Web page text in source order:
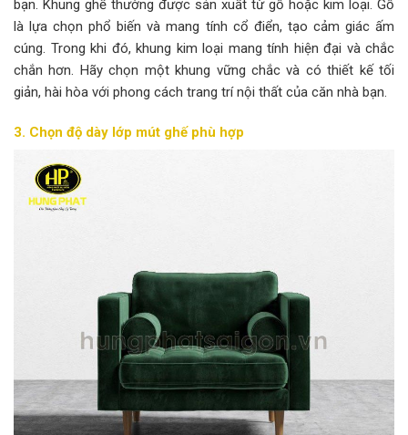
bạn. Khung ghế thường được sản xuất từ gỗ hoặc kim loại. Gỗ
là lựa chọn phổ biến và mang tính cổ điển, tạo cảm giác ấm
cúng. Trong khi đó, khung kim loại mang tính hiện đại và chắc
chắn hơn. Hãy chọn một khung vững chắc và có thiết kế tối
giản, hài hòa với phong cách trang trí nội thất của căn nhà bạn.
3. Chọn độ dày lớp mút ghế phù hợp